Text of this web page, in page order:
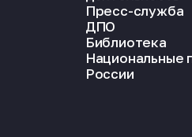
Пресс-служба
ДПО
Библиотека
Национальные
России